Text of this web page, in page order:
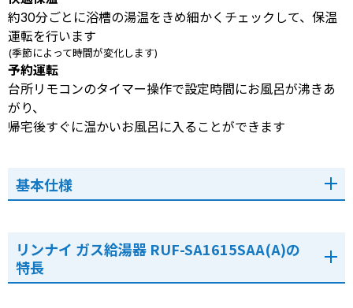
約30分ごとに浴槽の湯温をきめ細かくチェックして、保温
運転を行います
(季節によって時間が変化します)
予約運転
台所リモコンのタイマー操作で設定時間にお風呂が沸きあ
がり、
帰宅後すぐに温かいお風呂に入ることができます
基本仕様
リンナイ ガス給湯器 RUF-SA1615SAA(A)の
特長